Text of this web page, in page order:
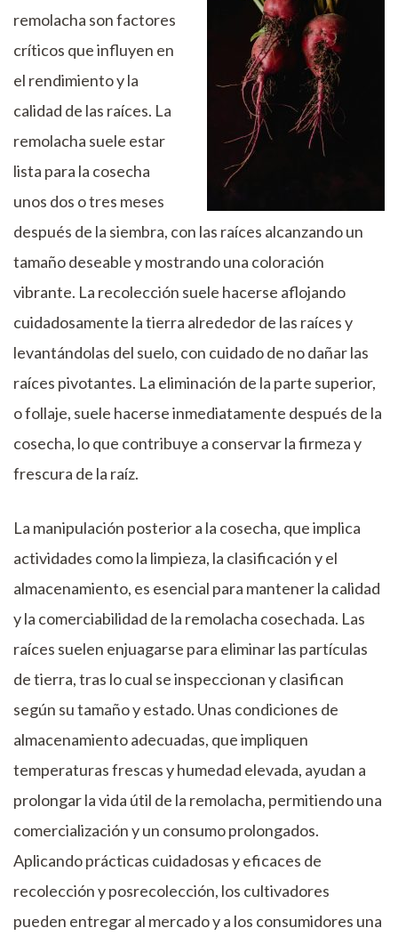
remolacha son factores
críticos que influyen en
el rendimiento y la
calidad de las raíces. La
remolacha suele estar
lista para la cosecha
unos dos o tres meses
después de la siembra, con las raíces alcanzando un
tamaño deseable y mostrando una coloración
vibrante. La recolección suele hacerse aflojando
cuidadosamente la tierra alrededor de las raíces y
levantándolas del suelo, con cuidado de no dañar las
raíces pivotantes. La eliminación de la parte superior,
o follaje, suele hacerse inmediatamente después de la
cosecha, lo que contribuye a conservar la firmeza y
frescura de la raíz.
La manipulación posterior a la cosecha, que implica
actividades como la limpieza, la clasificación y el
almacenamiento, es esencial para mantener la calidad
y la comerciabilidad de la remolacha cosechada. Las
raíces suelen enjuagarse para eliminar las partículas
de tierra, tras lo cual se inspeccionan y clasifican
según su tamaño y estado. Unas condiciones de
almacenamiento adecuadas, que impliquen
temperaturas frescas y humedad elevada, ayudan a
prolongar la vida útil de la remolacha, permitiendo una
comercialización y un consumo prolongados.
Aplicando prácticas cuidadosas y eficaces de
recolección y posrecolección, los cultivadores
pueden entregar al mercado y a los consumidores una